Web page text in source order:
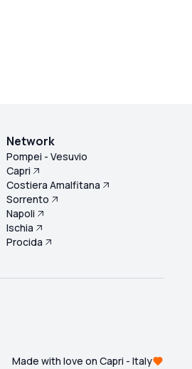
Network
Pompei - Vesuvio
Capri
Costiera Amalfitana
Sorrento
Napoli
Ischia
Procida
Made with love on Capri - Italy